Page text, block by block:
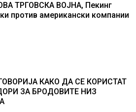
ТРГОВСКА ВОЈНА, Пекинг
против американски компании
КАКО ДА СЕ КОРИСТАТ
ЗА БРОДОВИТЕ НИЗ